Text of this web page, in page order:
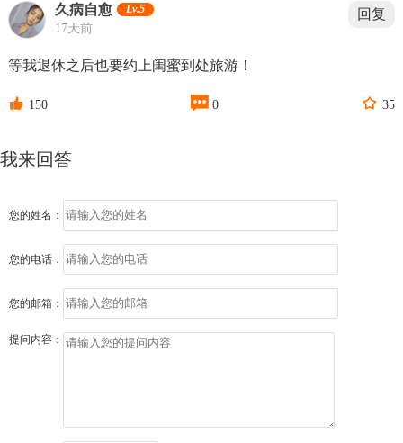
久病自愈 Lv.5
17天前
回复
等我退休之后也要约上闺蜜到处旅游！
 150  0  35
我来回答
您的姓名：
您的电话：
您的邮箱：
提问内容：